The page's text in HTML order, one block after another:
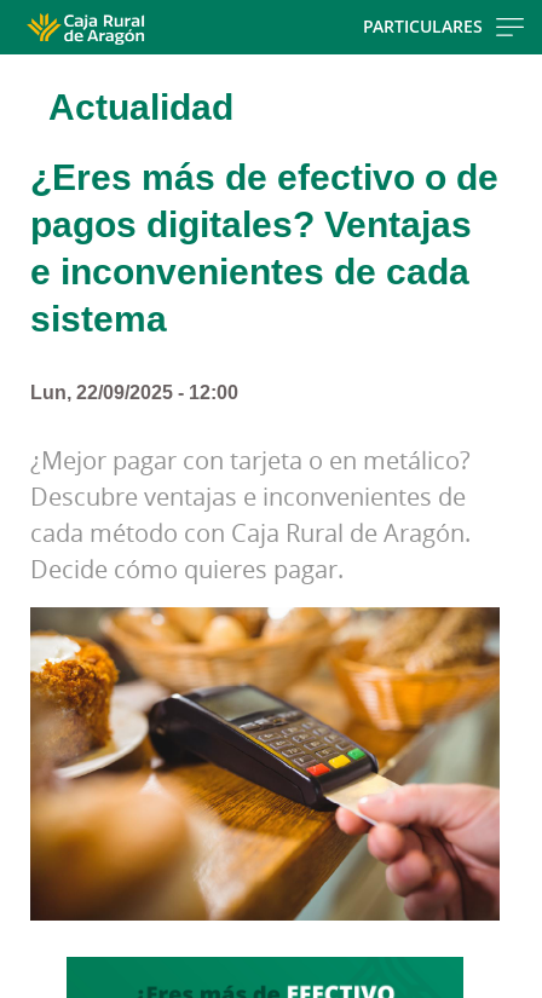
PARTICULARES
Actualidad
¿Eres más de efectivo o de
pagos digitales? Ventajas
e inconvenientes de cada
sistema
Lun, 22/09/2025 - 12:00
¿Mejor pagar con tarjeta o en metálico?
Descubre ventajas e inconvenientes de
cada método con Caja Rural de Aragón.
Decide cómo quieres pagar.